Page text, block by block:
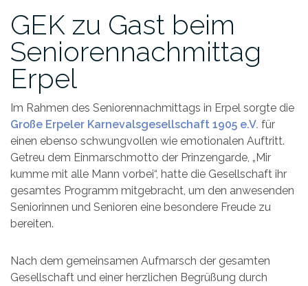
GEK zu Gast beim
Seniorennachmittag
Erpel
Im Rahmen des Seniorennachmittags in Erpel sorgte die
Große Erpeler Karnevalsgesellschaft 1905 e.V. für
einen ebenso schwungvollen wie emotionalen Auftritt.
Getreu dem Einmarschmotto der Prinzengarde, „Mir
kumme mit alle Mann vorbei“, hatte die Gesellschaft ihr
gesamtes Programm mitgebracht, um den anwesenden
Seniorinnen und Senioren eine besondere Freude zu
bereiten.
Nach dem gemeinsamen Aufmarsch der gesamten
Gesellschaft und einer herzlichen Begrüßung durch